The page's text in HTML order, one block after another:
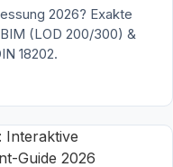
2026? Exakte
(LOD 200/300) &
18202.